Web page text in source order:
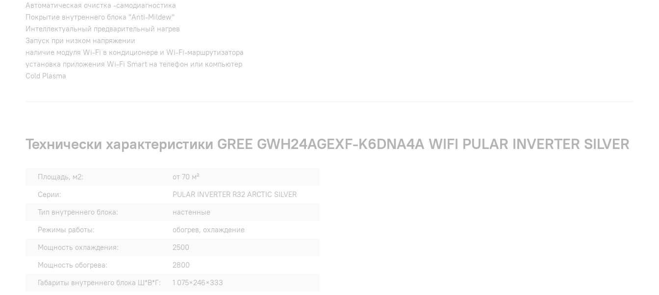
Автоматическая очистка -самодиагностика
Покрытие внутреннего блока "Anti-Mildew"
Интеллектуальный предварительный нагрев
Запуск при низком напряжении
наличие модуля Wi-Fi в кондиционере и Wi-Fi-маршрутизатора
установка приложения Wi-Fi Smart на телефон или компьютер
Cold Plasma
Технически характеристики GREE GWH24AGEXF-K6DNA4A WIFI PULAR INVERTER SILVER
Площадь, м2:
от 70 м²
Серии:
PULAR INVERTER R32 ARCTIC SILVER
Тип внутреннего блока:
настенные
Режимы работы:
обогрев, охлаждение
Мощность охлаждения:
2500
Мощность обогрева:
2800
Габариты внутреннего блока Ш*В*Г:
1 075×246×333